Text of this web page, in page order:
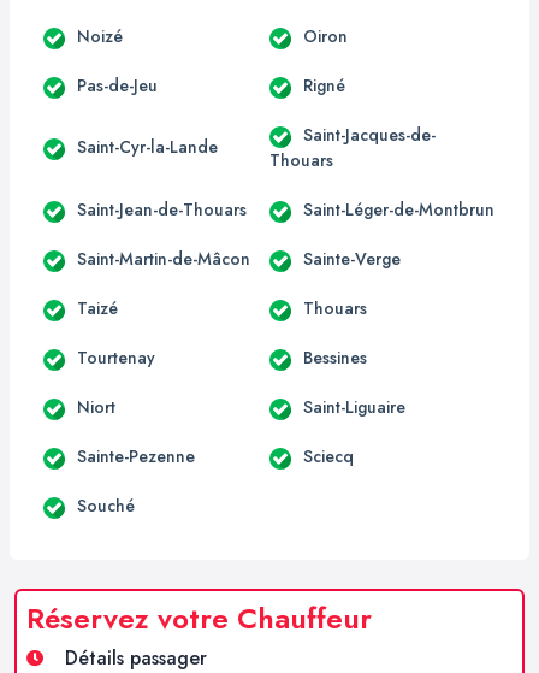
Noizé Oiron
Pas-de-Jeu Rigné
Saint-Cyr-la-Lande
Saint-Jacques-de-
Thouars
Saint-Jean-de-Thouars Saint-Léger-de-Montbrun
Saint-Martin-de-Mâcon Sainte-Verge
Taizé Thouars
Tourtenay Bessines
Niort Saint-Liguaire
Sainte-Pezenne Sciecq
Souché
Réservez votre Chauffeur
Détails passager